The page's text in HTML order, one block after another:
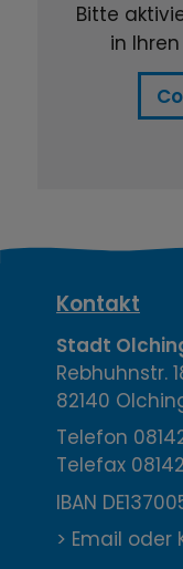
Bitte
in
K
o
n
t
a
k
Kontakt
Stadt
Rebhuhnstr.
82140
Telefon
Telefax
IBAN
> Email